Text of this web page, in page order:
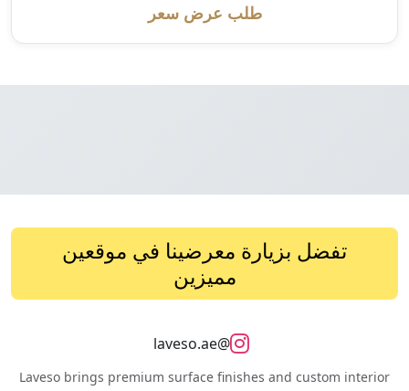
طلب عرض سعر
تفضل بزيارة معرضينا في موقعين
مميزين
@laveso.ae
Laveso brings premium surface finishes and custom interior